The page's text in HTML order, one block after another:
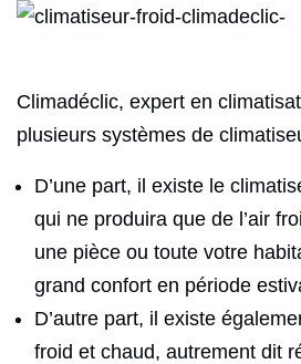
Climadéclic, expert en
plusieurs systèmes de
D’une part, il existe le
qui ne produira que de l’air
une pièce ou toute votre
grand confort en période
D’autre part, il existe
froid et chaud, autrement dit